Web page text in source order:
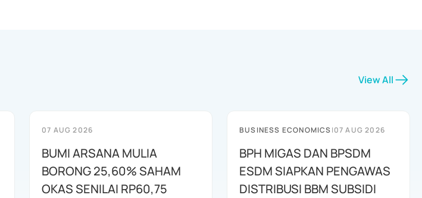
View All
07 AUG 2026
BUMI ARSANA MULIA
BORONG 25,60% SAHAM
OKAS SENILAI RP60,75
BUSINESS ECONOMICS|07 AUG 2026
BPH MIGAS DAN BPSDM
ESDM SIAPKAN PENGAWAS
DISTRIBUSI BBM SUBSIDI